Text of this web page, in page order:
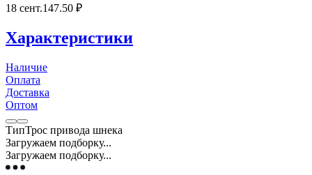
18 сент.147.50 ₽
Характеристики
Наличие
Оплата
Доставка
Оптом
ТипТрос привода шнека
Загружаем подборку...
Загружаем подборку...